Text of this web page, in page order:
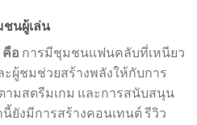
นผู้เล่น
คือ การมีชุมชนแฟนคลับที่เหนียว
ผู้ชมช่วยสร้างพลังให้กับการ
ามสตรีมเกม และการสนับสนุน
ยังมีการสร้างคอนเทนต์ รีวิว